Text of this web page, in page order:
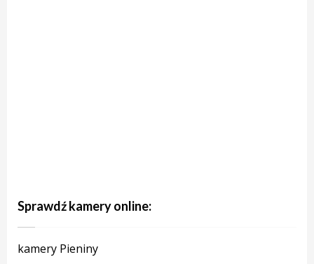
Sprawdź kamery online:
kamery Pieniny